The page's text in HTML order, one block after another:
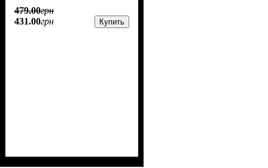
479.00грн
431.00грн Купить